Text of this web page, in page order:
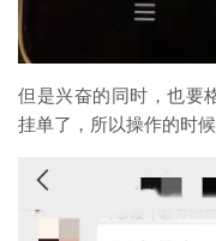
但是兴奋的同时，也要
挂单了，所以操作的时候